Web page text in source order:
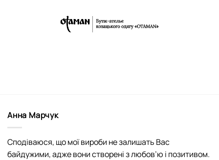
Анна Марчук
Сподіваюся, що мої вироби не залишать Вас
байдужими, адже вони створені з любов’ю і позитивом.